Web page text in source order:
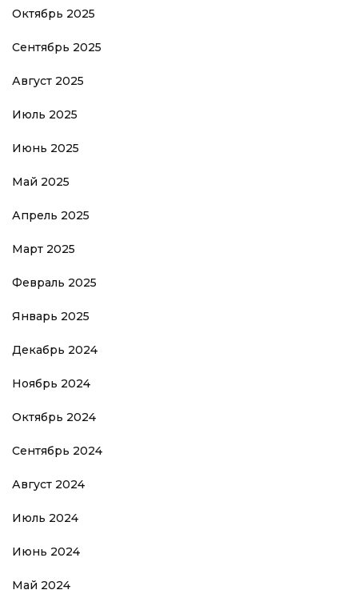
Октябрь 2025
Сентябрь 2025
Август 2025
Июль 2025
Июнь 2025
Май 2025
Апрель 2025
Март 2025
Февраль 2025
Январь 2025
Декабрь 2024
Ноябрь 2024
Октябрь 2024
Сентябрь 2024
Август 2024
Июль 2024
Июнь 2024
Май 2024